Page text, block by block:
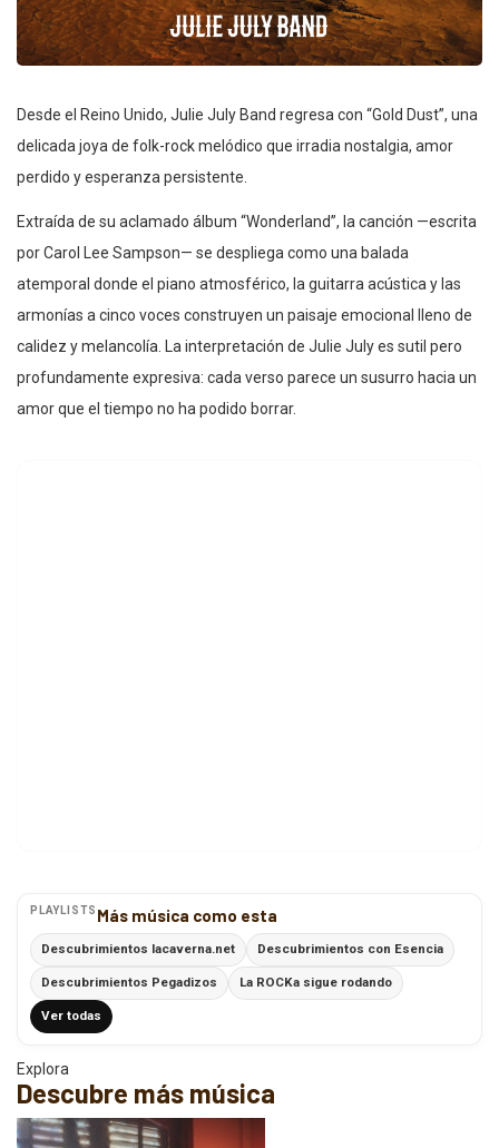
Desde el Reino Unido, Julie July Band regresa con “Gold Dust”, una
delicada joya de folk-rock melódico que irradia nostalgia, amor
perdido y esperanza persistente.
Extraída de su aclamado álbum “Wonderland”, la canción —escrita
por Carol Lee Sampson— se despliega como una balada
atemporal donde el piano atmosférico, la guitarra acústica y las
armonías a cinco voces construyen un paisaje emocional lleno de
calidez y melancolía. La interpretación de Julie July es sutil pero
profundamente expresiva: cada verso parece un susurro hacia un
amor que el tiempo no ha podido borrar.
PLAYLISTS Más música como esta
Descubrimientos lacaverna.net Descubrimientos con Esencia
Descubrimientos Pegadizos La ROCKa sigue rodando
Ver todas
Explora
Descubre más música